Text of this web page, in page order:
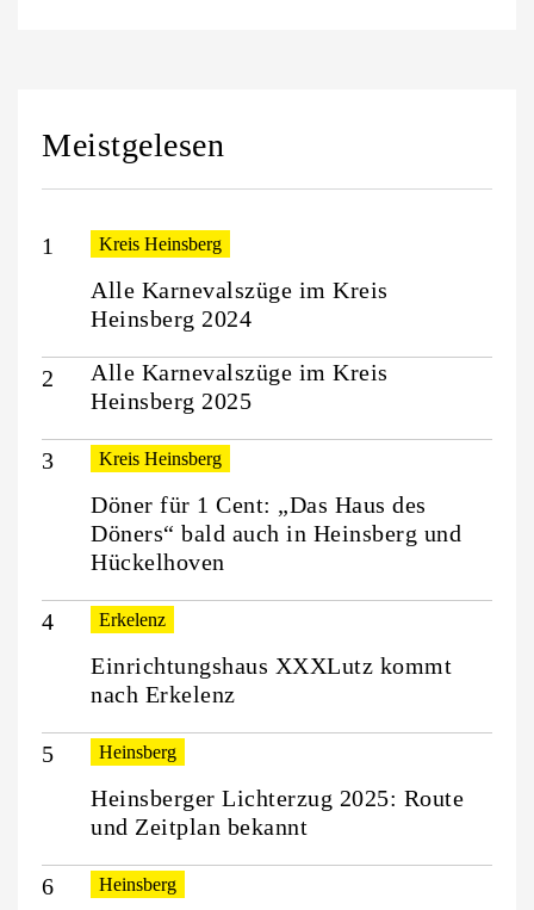
Meistgelesen
Kreis Heinsberg
Alle Karnevalszüge im Kreis
Heinsberg 2024
Alle Karnevalszüge im Kreis
Heinsberg 2025
Kreis Heinsberg
Döner für 1 Cent: „Das Haus des
Döners“ bald auch in Heinsberg und
Hückelhoven
Erkelenz
Einrichtungshaus XXXLutz kommt
nach Erkelenz
Heinsberg
Heinsberger Lichterzug 2025: Route
und Zeitplan bekannt
Heinsberg